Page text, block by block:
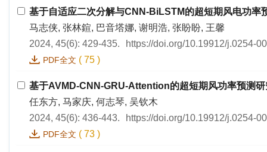
基于自适应二次分解与CNN-BiLSTM的超短期风电功率
马志侠, 张林鍹, 巴音塔娜, 谢明浩, 张盼盼, 王馨
2024, 45(6): 429-435.
https://doi.org/10.19912/j.0254-
PDF全文 ( 75 )
基于AVMD-CNN-GRU-Attention的超短期风功率预测研
任东方, 马家庆, 何志琴, 吴钦木
2024, 45(6): 436-443.
https://doi.org/10.19912/j.0254-
PDF全文 ( 73 )